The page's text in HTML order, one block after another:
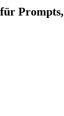
Prompts,